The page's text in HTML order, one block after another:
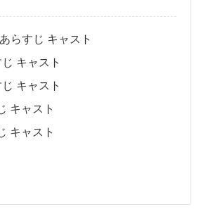
らすじ キャスト
キャスト
キャスト
キャスト
キャスト